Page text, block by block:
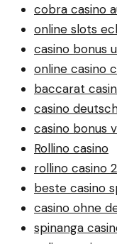
cobra casino
online slots
casino bonus
online casino
baccarat
casino
casino bonus
Rollino casino
rollino casino
beste casino
casino ohne
spinanga